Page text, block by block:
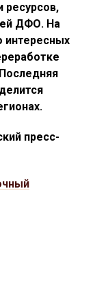
ресурсов,
ДФО. На
интересных
пресс-